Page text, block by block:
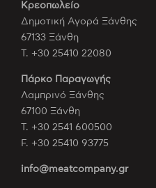
Κρεοπωλείο
Δημοτική Αγορά Ξάνθης
67133 Ξάνθη
Τ. +30 25410 22080
Πάρκο Παραγωγής
Λαμπρινό Ξάνθης
67100 Ξάνθη
Τ. +30 2541 600500
F. +30 25410 93775
info@meatcompany.gr